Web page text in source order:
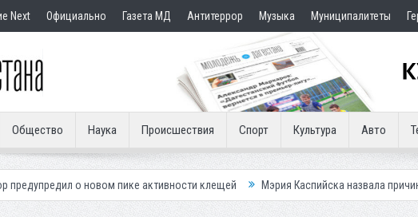
Next Официально Газета МД Антитеррор Музыка Муниципалитеты
Общество Наука Происшествия Спорт Культура Авто
пике активности клещей Мэрия Каспийска назвала причину невывоза